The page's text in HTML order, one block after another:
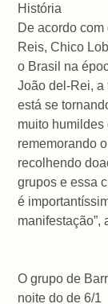
História
De acordo
Reis, Chico
o Brasil na
João del-Rei, a
está se
muito humildes
rememorando
recolhendo
grupos e essa
é
manifestação”,
O grupo de
noite do de 6/1